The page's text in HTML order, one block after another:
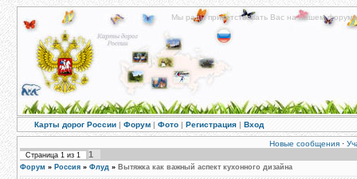
Мы рады приветствовать Вас на нашем
Карты дорог России | Форум | Фото | Регистрация | Вход
Новые сообщения·
Страница 1 из 1 1
Форум » Россия » Флуд » Вытяжка как важный аспект кухонного дизайна